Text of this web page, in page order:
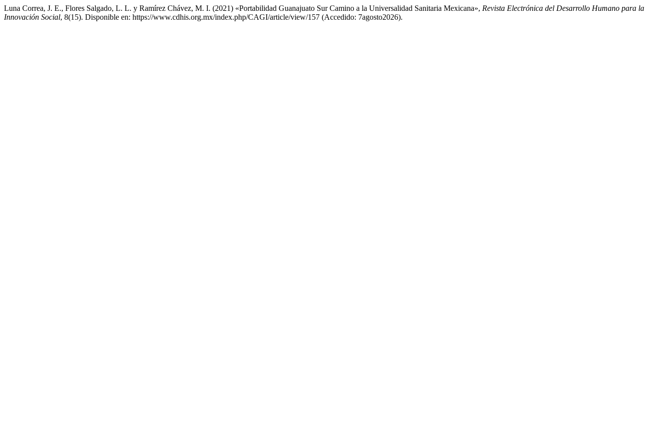
Luna Correa, J. E., Flores Salgado, L. L. y Ramírez Chávez, M. I. (2021) «Portabilidad Guanajuato Sur Camino a la Universalidad Sanitaria Mexicana», Revista Electrónica del Desarrollo Humano para la
Innovación Social, 8(15). Disponible en: https://www.cdhis.org.mx/index.php/CAGI/article/view/157 (Accedido: 7agosto2026).